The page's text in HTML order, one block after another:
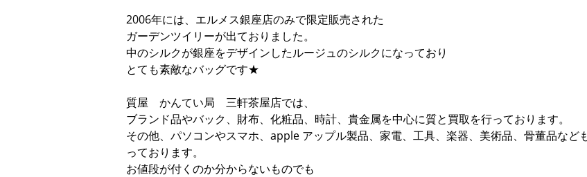
2006年には、エルメス銀座店のみで限定販売された
ガーデンツイリーが出ておりました。
中のシルクが銀座をデザインしたルージュのシルクになっており
とても素敵なバッグです★
質屋 かんてい局 三軒茶屋店では、
ブランド品やバック、財布、化粧品、時計、貴金属を中心に質と買取を行っております。
その他、パソコンやスマホ、apple アップル製品、家電、工具、楽器、美術品、骨董品など
っております。
お値段が付くのか分からないものでも